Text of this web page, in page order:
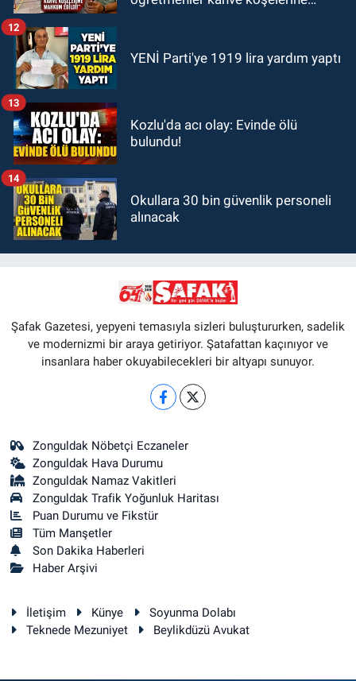
YENİ Parti'ye 1919 lira yardım yaptı
12
Kozlu'da acı olay: Evinde ölü
bulundu!
13
Okullara 30 bin güvenlik personeli
alınacak
14
Şafak Gazetesi, yepyeni temasıyla sizleri buluştururken, sadelik
ve modernizmi bir araya getiriyor. Şatafattan kaçınıyor ve
insanlara haber okuyabilecekleri bir altyapı sunuyor.
Zonguldak Nöbetçi Eczaneler
Zonguldak Hava Durumu
Zonguldak Namaz Vakitleri
Zonguldak Trafik Yoğunluk Haritası
Puan Durumu ve Fikstür
Tüm Manşetler
Son Dakika Haberleri
Haber Arşivi
İletişim Künye
Soyunma Dolabı
Teknede Mezuniyet
Beylikdüzü Avukat